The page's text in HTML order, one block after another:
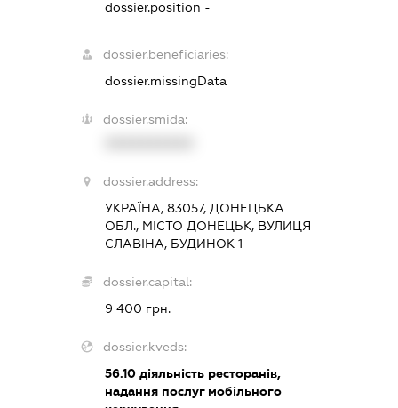
dossier.position -
dossier.beneficiaries:
dossier.missingData
dossier.smida:
dossier.address:
УКРАЇНА, 83057, ДОНЕЦЬКА
ОБЛ., МІСТО ДОНЕЦЬК, ВУЛИЦЯ
СЛАВІНА, БУДИНОК 1
dossier.capital:
9 400 грн.
dossier.kveds:
56.10діяльність ресторанів,
надання послуг мобільного